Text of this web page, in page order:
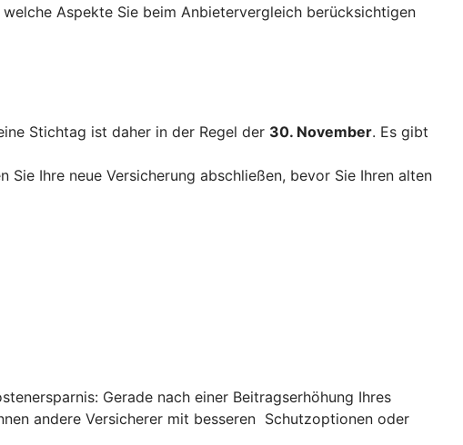
Aspekte Sie beim Anbietervergleich berücksichtigen
Stichtag ist daher in der Regel der 30. November. Es gibt
Ihre neue Versicherung abschließen, bevor Sie Ihren alten
Gerade nach einer Beitragserhöhung Ihres
andere Versicherer mit besseren Schutzoptionen oder